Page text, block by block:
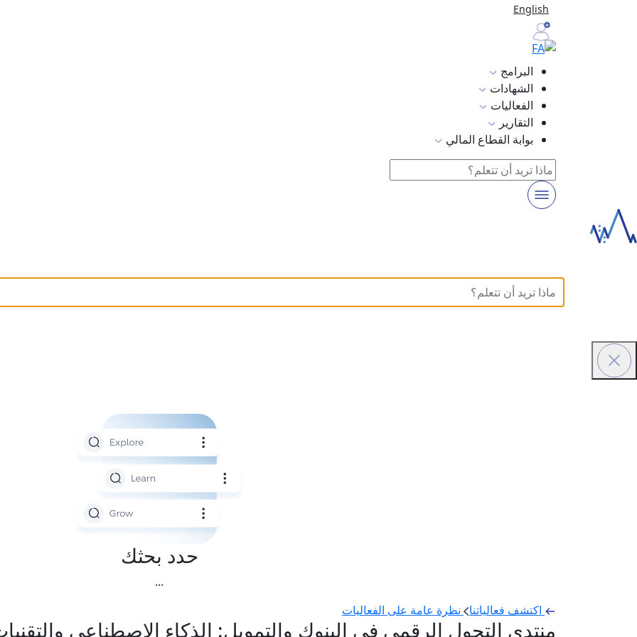
English
البرامج
الشهادات
الفعاليات
التقارير
بوابة القطاع المالي
حدد بحثك
...
اكتشف فعالياتنا
نظرة عامة على الفعاليات
منتدى التحول الرقمي في البنوك والتمويل: الذكاء الاصطناعي